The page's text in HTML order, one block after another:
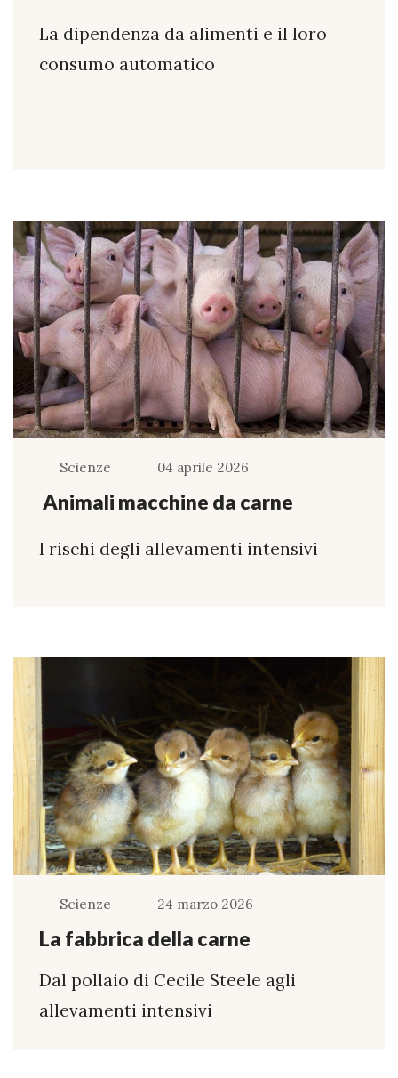
La dipendenza da alimenti e il loro
consumo automatico
Scienze 04 aprile 2026
Animali macchine da carne
I rischi degli allevamenti intensivi
Scienze 24 marzo 2026
La fabbrica della carne
Dal pollaio di Cecile Steele agli
allevamenti intensivi